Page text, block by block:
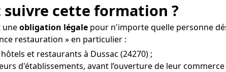
cette formation ?
uneobligation légale pour n'importe quelle personne
restauration » en particulier :
et restaurants à Dussac (24270) ;
d'établissements, avant l’ouverture de leur commerce